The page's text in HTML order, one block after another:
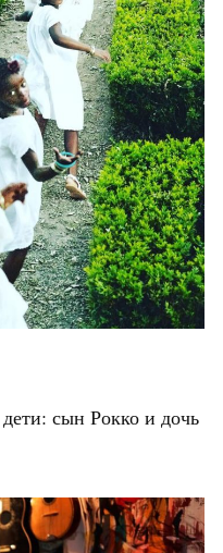
сын Рокко и дочь